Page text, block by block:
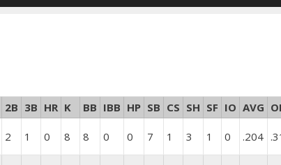
2B 3B HR K BB IBB HP SB CS SH SF IO AVG
2 1 0 8 8 0 0 7 1 3 1 0 .204